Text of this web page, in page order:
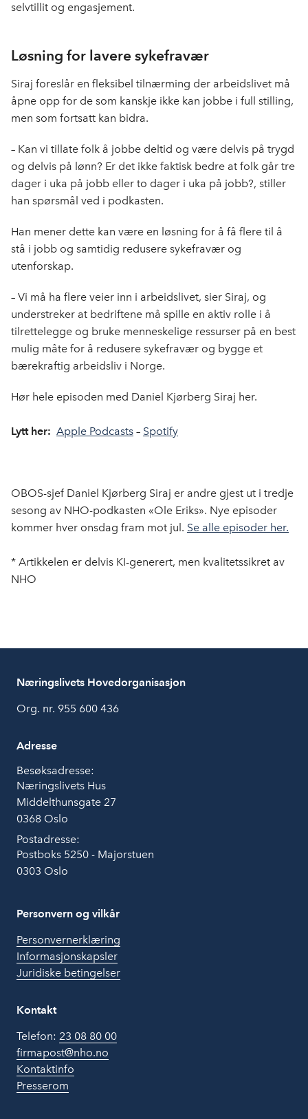
selvtillit og engasjement.
Løsning for lavere sykefravær
Siraj foreslår en fleksibel tilnærming der arbeidslivet må
åpne opp for de som kanskje ikke kan jobbe i full stilling,
men som fortsatt kan bidra.
– Kan vi tillate folk å jobbe deltid og være delvis på trygd
og delvis på lønn? Er det ikke faktisk bedre at folk går tre
dager i uka på jobb eller to dager i uka på jobb?, stiller
han spørsmål ved i podkasten.
Han mener dette kan være en løsning for å få flere til å
stå i jobb og samtidig redusere sykefravær og
utenforskap.
– Vi må ha flere veier inn i arbeidslivet, sier Siraj, og
understreker at bedriftene må spille en aktiv rolle i å
tilrettelegge og bruke menneskelige ressurser på en best
mulig måte for å redusere sykefravær og bygge et
bærekraftig arbeidsliv i Norge.
Hør hele episoden med Daniel Kjørberg Siraj her.
Lytt her: Apple Podcasts – Spotify
OBOS-sjef Daniel Kjørberg Siraj er andre gjest ut i tredje
sesong av NHO-podkasten «Ole Eriks». Nye episoder
kommer hver onsdag fram mot jul. Se alle episoder her.
* Artikkelen er delvis KI-generert, men kvalitetssikret av
NHO
Næringslivets Hovedorganisasjon
Org. nr. 955 600 436
Adresse
Besøksadresse:
Næringslivets Hus
Middelthunsgate 27
0368 Oslo
Postadresse:
Postboks 5250 - Majorstuen
0303 Oslo
Personvern og vilkår
Personvernerklæring
Informasjonskapsler
Juridiske betingelser
Kontakt
Telefon: 23 08 80 00
firmapost@nho.no
Kontaktinfo
Presserom